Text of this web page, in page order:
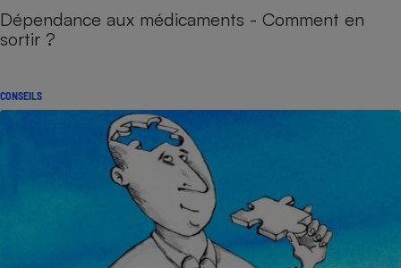
Dépendance aux médicaments - Comment en
sortir ?
CONSEILS